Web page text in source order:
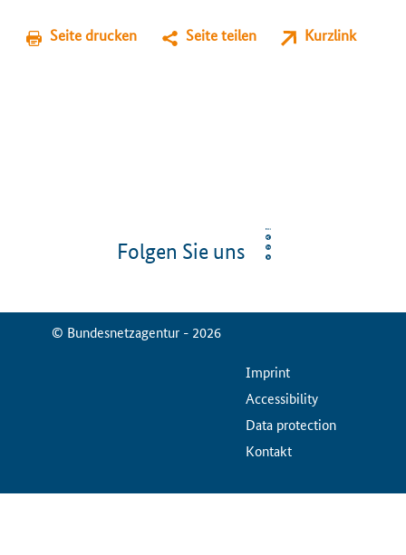
Seite drucken Seite teilen Kurzlink
Folgen Sie uns
© Bundesnetzagentur - 2026
ServiceMenuImprint
Accessibility
Data protection
Kontakt